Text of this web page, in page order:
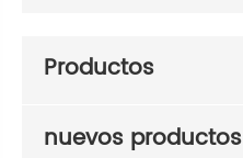
Productos
nuevos productos